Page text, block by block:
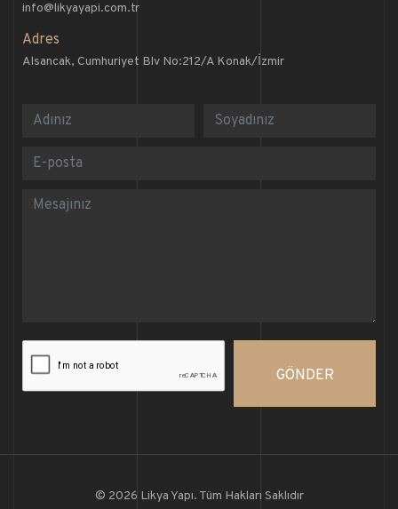
info@likyayapi.com.tr
Adres
Alsancak, Cumhuriyet Blv No:212/A Konak/İzmir
GÖNDER
© 2026 Likya Yapı. Tüm Hakları Saklıdır